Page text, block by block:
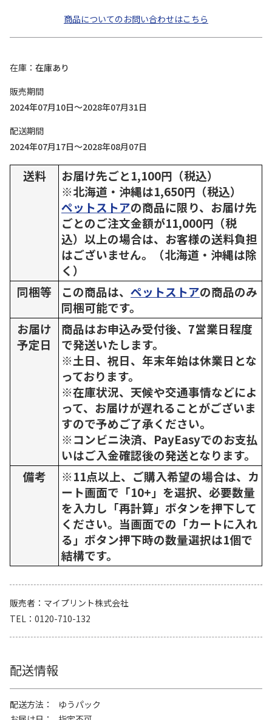
商品についてのお問い合わせはこちら
在庫
在庫あり
販売期間
2024年07月10日～2028年07月31日
配送期間
2024年07月17日～2028年08月07日
送料
お届け先ごと1,100円（税込）
※北海道・沖縄は1,650円（税込）
ペットストアの商品に限り、お届け先
ごとのご注文金額が11,000円（税
込）以上の場合は、お客様の送料負担
はございません。（北海道・沖縄は除
く）
同梱等
この商品は、 ペットストアの商品のみ
同梱可能です。
お届け
予定日
商品はお申込み受付後、7営業日程度
で発送いたします。
※土日、祝日、年末年始は休業日とな
っております。
※在庫状況、天候や交通事情などによ
って、お届けが遅れることがございま
すので予めご了承ください。
※コンビニ決済、PayEasyでのお支払
いはご入金確認後の発送となります。
備考
※11点以上、ご購入希望の場合は、カ
ート画面で「10+」を選択、必要数量
を入力し「再計算」ボタンを押下して
ください。当画面での「カートに入れ
る」ボタン押下時の数量選択は1個で
結構です。
販売者
マイプリント株式会社
TEL
0120-710-132
配送情報
配送方法
ゆうパック